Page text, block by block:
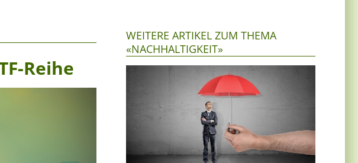
Reihe
WEITERE ARTIKEL ZUM THEMA
«NACHHALTIGKEIT»